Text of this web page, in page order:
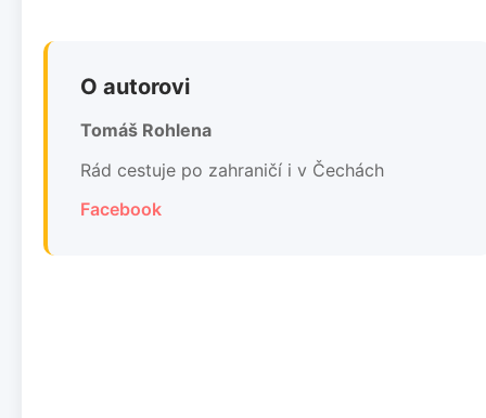
O autorovi
Tomáš Rohlena
Rád cestuje po zahraničí i v Čechách
Facebook